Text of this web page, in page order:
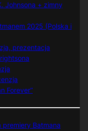
Johnsona + zimny
2025 (Polska i
prezentacja
Forever”
Batmana